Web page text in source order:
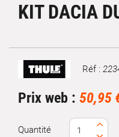
KIT DACIA
Marque Réf :
Prix web : 50,95
Quantité